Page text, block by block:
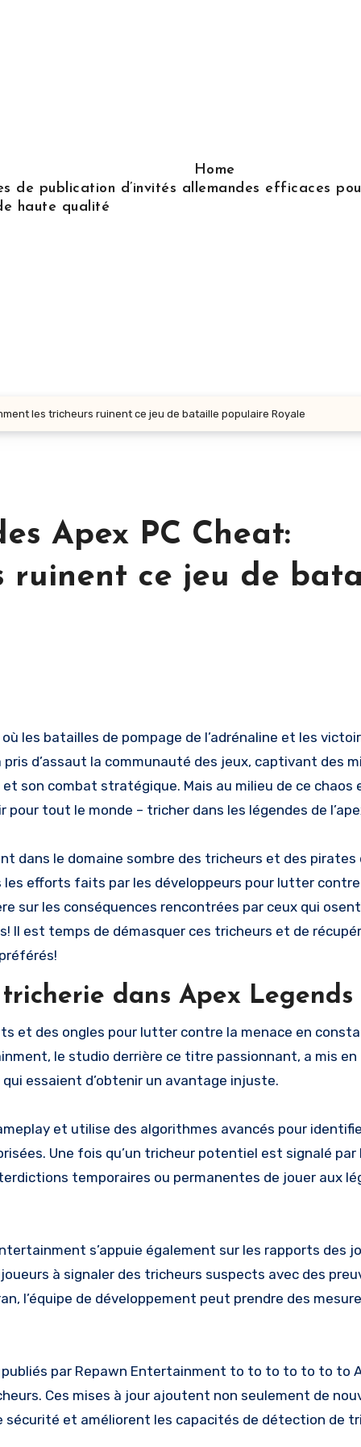
Home
de publication d’invités allemandes efficaces
haute qualité
les tricheurs ruinent ce jeu de bataille populaire Royale
Apex PC Cheat:
ruinent ce jeu de
d’assaut la communauté des jeux, captivant des
son combat stratégique. Mais au milieu de ce chaos
tout le monde – tricher dans les légendes de
dans le domaine sombre des tricheurs et des
les efforts faits par les développeurs pour lutter
sur les conséquences rencontrées par ceux qui
Il est temps de démasquer ces tricheurs et de
dans Apex Legends
et des ongles pour lutter contre la menace en
le studio derrière ce titre passionnant, a mis
essaient d’obtenir un avantage injuste.
et utilise des algorithmes avancés pour
Une fois qu’un tricheur potentiel est signalé par
temporaires ou permanentes de jouer aux
s’appuie également sur les rapports des
à signaler des tricheurs suspects avec des
l’équipe de développement peut prendre des
par Repawn Entertainment to to to to to to to
Ces mises à jour ajoutent non seulement de
et améliorent les capacités de détection de